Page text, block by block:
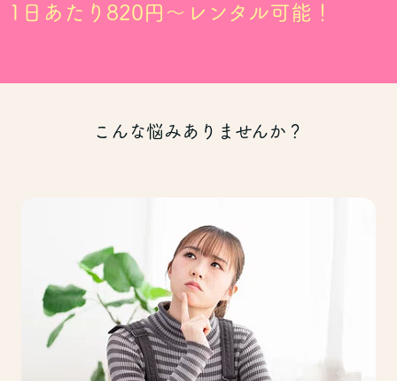
1日あたり820円～レンタル可能！
こんな悩みありませんか？